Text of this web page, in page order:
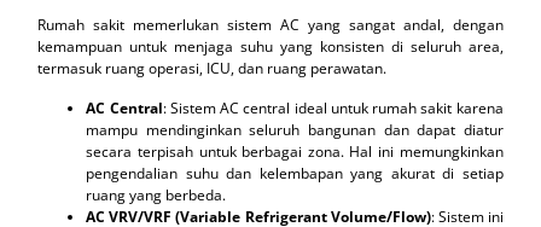
Rumah sakit memerlukan sistem AC yang sangat andal, dengan
kemampuan untuk menjaga suhu yang konsisten di seluruh area,
termasuk ruang operasi, ICU, dan ruang perawatan.
AC Central: Sistem AC central ideal untuk rumah sakit karena
mampu mendinginkan seluruh bangunan dan dapat diatur
secara terpisah untuk berbagai zona. Hal ini memungkinkan
pengendalian suhu dan kelembapan yang akurat di setiap
ruang yang berbeda.
AC VRV/VRF (Variable Refrigerant Volume/Flow): Sistem ini